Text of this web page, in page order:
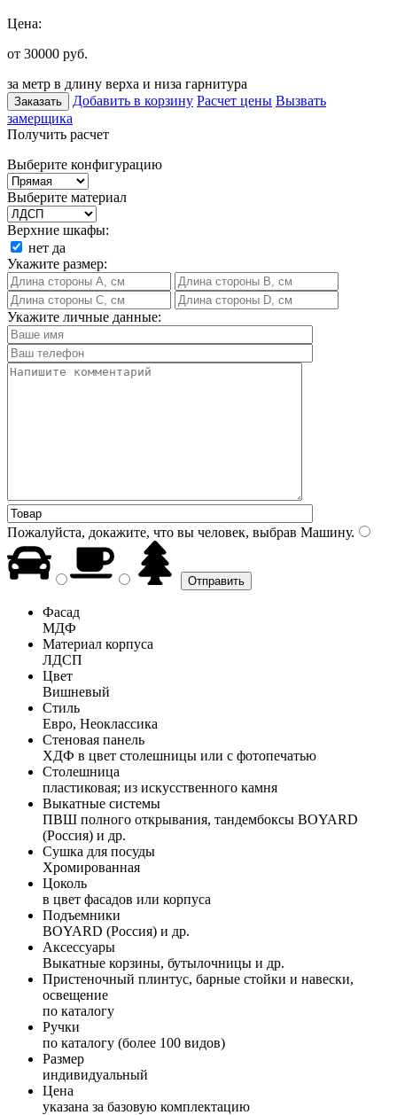
Цена:
от 30000 руб.
за метр в длину верха и низа гарнитура
Заказать Добавить в корзину Расчет цены Вызвать
замерщика
Получить расчет
Выберите конфигурацию
Выберите материал
Верхние шкафы:
нет да
Укажите размер:
Укажите личные данные:
Пожалуйста, докажите, что вы человек, выбрав Машину.
Фасад
МДФ
Материал корпуса
ЛДСП
Цвет
Вишневый
Стиль
Евро, Неоклассика
Стеновая панель
ХДФ в цвет столешницы или с фотопечатью
Столешница
пластиковая; из искусственного камня
Выкатные системы
ПВШ полного открывания, тандембоксы BOYARD
(Россия) и др.
Сушка для посуды
Хромированная
Цоколь
в цвет фасадов или корпуса
Подъемники
BOYARD (Россия) и др.
Аксессуары
Выкатные корзины, бутылочницы и др.
Пристеночный плинтус, барные стойки и навески,
освещение
по каталогу
Ручки
по каталогу (более 100 видов)
Размер
индивидуальный
Цена
указана за базовую комплектацию